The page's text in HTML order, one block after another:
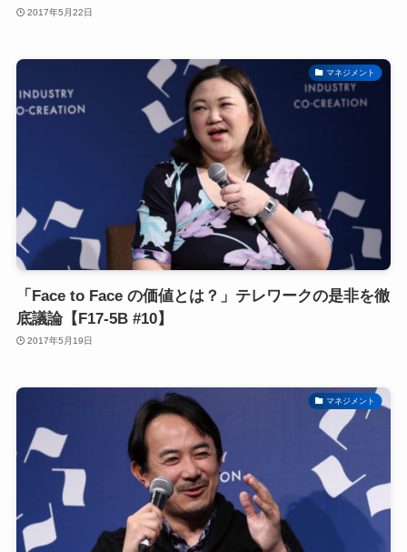
2017年5月22日
マネジメント
「Face to Face の価値とは？」テレワークの是非を徹
底議論【F17-5B #10】
2017年5月19日
マネジメント